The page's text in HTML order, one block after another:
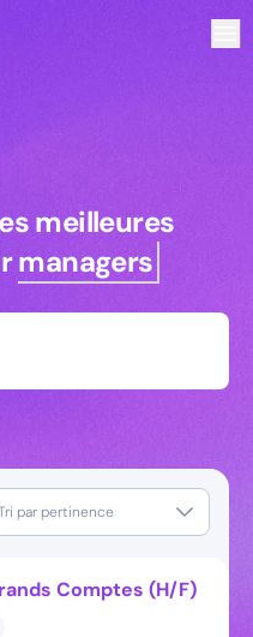
meilleures
meilleures
managers
par pertinence
Comptes (H/F)